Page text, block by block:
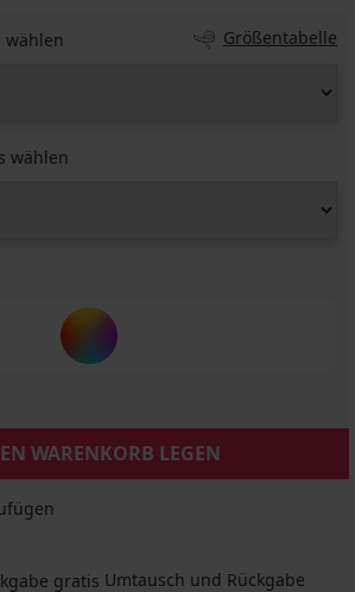
wählen Größentabelle
wählen
WARENKORB LEGEN
Umtausch und Rückgabe